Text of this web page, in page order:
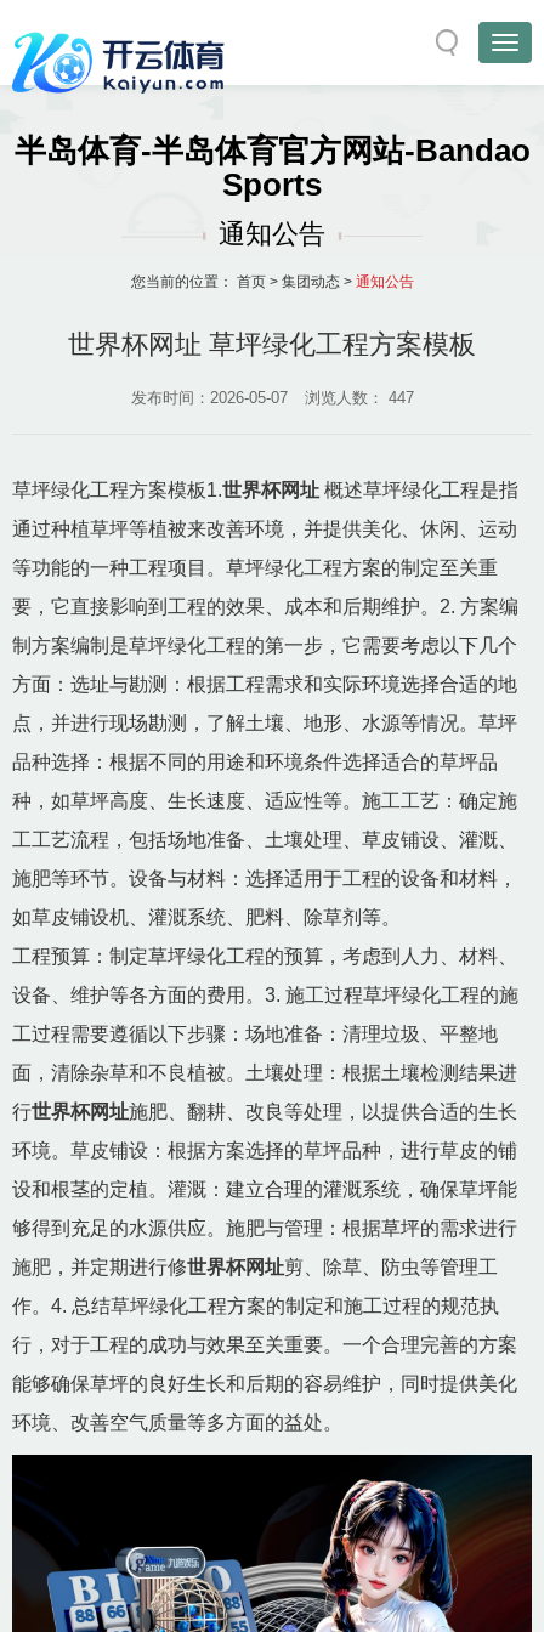
半岛体育-半岛体育官方网站-Bandao
Sports
通知公告
您当前的位置： 首页> 集团动态> 通知公告
世界杯网址 草坪绿化工程方案模板
发布时间：2026-05-07 浏览人数： 447
草坪绿化工程方案模板1.世界杯网址 概述草坪绿化工程是指
通过种植草坪等植被来改善环境，并提供美化、休闲、运动
等功能的一种工程项目。草坪绿化工程方案的制定至关重
要，它直接影响到工程的效果、成本和后期维护。2. 方案编
制方案编制是草坪绿化工程的第一步，它需要考虑以下几个
方面：选址与勘测：根据工程需求和实际环境选择合适的地
点，并进行现场勘测，了解土壤、地形、水源等情况。草坪
品种选择：根据不同的用途和环境条件选择适合的草坪品
种，如草坪高度、生长速度、适应性等。施工工艺：确定施
工工艺流程，包括场地准备、土壤处理、草皮铺设、灌溉、
施肥等环节。设备与材料：选择适用于工程的设备和材料，
如草皮铺设机、灌溉系统、肥料、除草剂等。
工程预算：制定草坪绿化工程的预算，考虑到人力、材料、
设备、维护等各方面的费用。3. 施工过程草坪绿化工程的施
工过程需要遵循以下步骤：场地准备：清理垃圾、平整地
面，清除杂草和不良植被。土壤处理：根据土壤检测结果进
行世界杯网址施肥、翻耕、改良等处理，以提供合适的生长
环境。草皮铺设：根据方案选择的草坪品种，进行草皮的铺
设和根茎的定植。灌溉：建立合理的灌溉系统，确保草坪能
够得到充足的水源供应。施肥与管理：根据草坪的需求进行
施肥，并定期进行修世界杯网址剪、除草、防虫等管理工
作。4. 总结草坪绿化工程方案的制定和施工过程的规范执
行，对于工程的成功与效果至关重要。一个合理完善的方案
能够确保草坪的良好生长和后期的容易维护，同时提供美化
环境、改善空气质量等多方面的益处。